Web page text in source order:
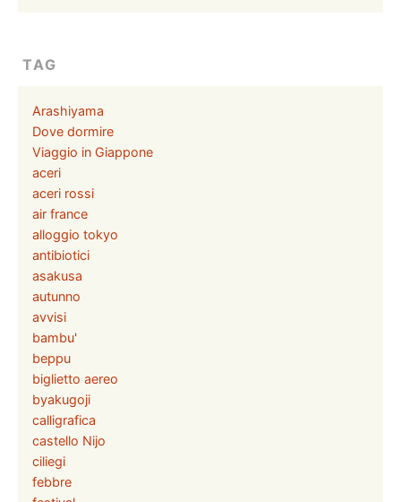
TAG
Arashiyama
Dove dormire
Viaggio in Giappone
aceri
aceri rossi
air france
alloggio tokyo
antibiotici
asakusa
autunno
avvisi
bambu'
beppu
biglietto aereo
byakugoji
calligrafica
castello Nijo
ciliegi
febbre